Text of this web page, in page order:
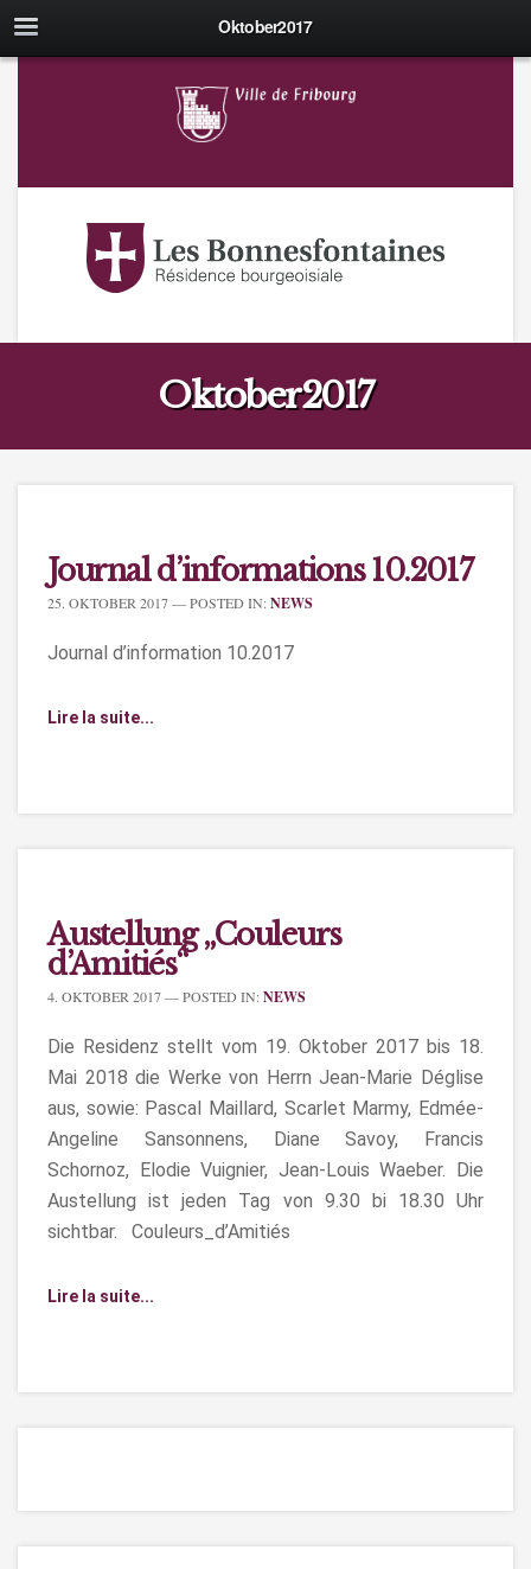
Oktober2017
Oktober2017
Journal d’informations 10.2017
25. OKTOBER 2017— POSTED IN:NEWS
Journal d’information 10.2017
Lire la suite...
Austellung „Couleurs
d’Amitiés“
4. OKTOBER 2017— POSTED IN:NEWS
Die Residenz stellt vom 19. Oktober 2017 bis 18.
Mai 2018 die Werke von Herrn Jean-Marie Déglise
aus, sowie: Pascal Maillard, Scarlet Marmy, Edmée-
Angeline Sansonnens, Diane Savoy, Francis
Schornoz, Elodie Vuignier, Jean-Louis Waeber. Die
Austellung ist jeden Tag von 9.30 bi 18.30 Uhr
sichtbar. Couleurs_d’Amitiés
Lire la suite...